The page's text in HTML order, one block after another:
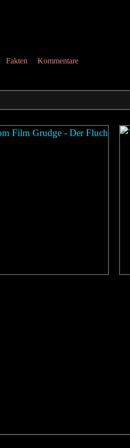
Fakten Kommentare